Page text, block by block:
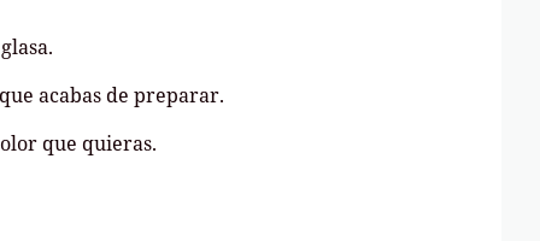
acabas de preparar.
que quieras.